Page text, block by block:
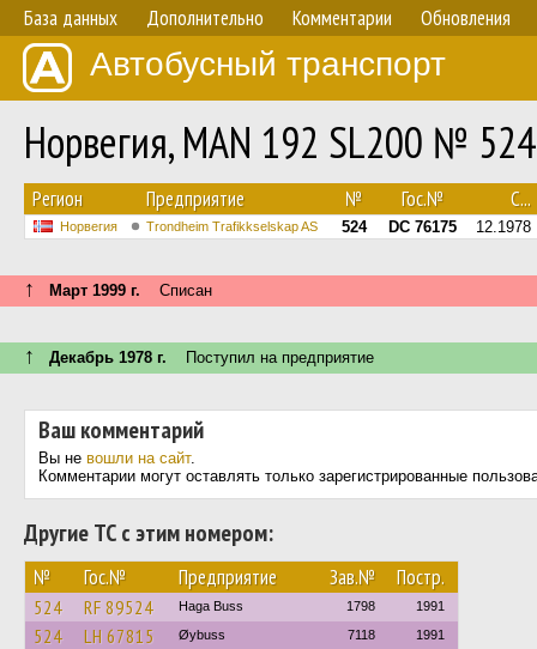
База данных Дополнительно Комментарии Обновления
Автобусный транспорт
Норвегия, MAN 192 SL200 № 524
Регион Предприятие № Гос.№ С...
Норвегия Trondheim Trafikkselskap AS 524 DC 76175 12.1978
↑ Март 1999 г. Списан
↑ Декабрь 1978 г. Поступил на предприятие
Ваш комментарий
Вы не вошли на сайт.
Комментарии могут оставлять только зарегистрированные
Другие ТС с этим номером:
№ Гос.№ Предприятие Зав.№ Постр.
524 RF 89524 Haga Buss 1798 1991
524 LH 67815 Øybuss 7118 1991